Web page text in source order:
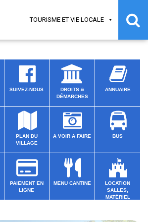
TOURISME ET VIE LOCALE
SUIVEZ-NOUS
DROITS &
DÉMARCHES
ANNUAIRE
PLAN DU
VILLAGE
A VOIR A FAIRE BUS
PAIEMENT EN
LIGNE
MENU CANTINE
LOCATION
SALLES,
MATÉRIEL